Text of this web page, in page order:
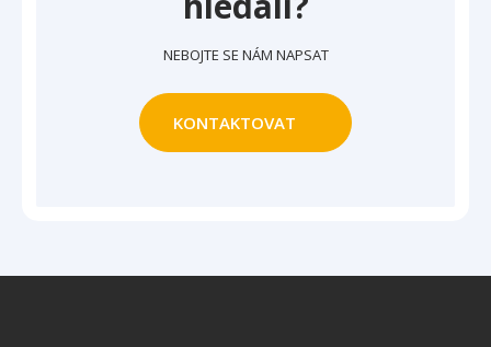
NEBOJTE SE NÁM NAPSAT
KONTAKTOVAT